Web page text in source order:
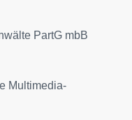
PartG mbB
Multimedia-